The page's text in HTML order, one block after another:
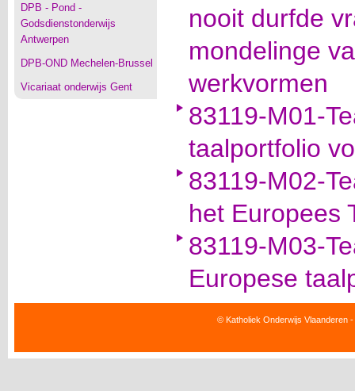
DPB - Pond -
Godsdienstonderwijs
Antwerpen
DPB-OND Mechelen-Brussel
Vicariaat onderwijs Gent
nooit durfde
mondelinge
werkvormen
83119-M01-
taalportfolio
83119-M02-
het Europees
83119-M03-
Europese
© Katholiek Onderwijs Vlaanderen